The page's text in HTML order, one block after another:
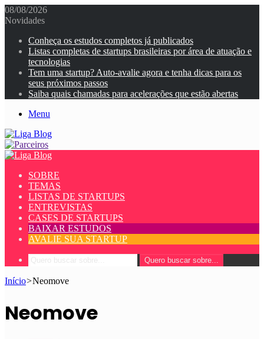
08/08/2026
Novidades
Conheça os estudos completos já publicados
Listas completas de startups brasileiras por área de atuação e
tecnologias
Tem uma startup? Auto-avalie agora e tenha dicas para os
seus próximos passos
Saiba quais chamadas para acelerações que estão abertas
Menu
SOBRE
TEMAS
LISTAS DE STARTUPS
ENTREVISTAS
CASES DE STARTUPS
BAIXAR ESTUDOS
AVALIE SUA STARTUP
Quero buscar sobre...
Início>Neomove
Neomove